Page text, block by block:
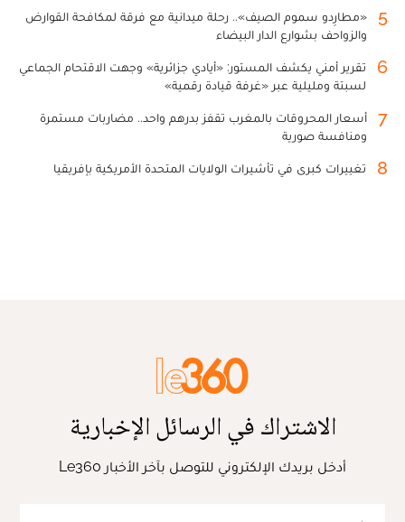
5
«مطارِدو سموم الصيف».. رحلة ميدانية مع فرقة لمكافحة القوارض
والزواحف بشوارع الدار البيضاء
6
تقرير أمني يكشف المستور: «أيادي جزائرية» وجهت الاقتحام الجماعي
لسبتة ومليلية عبر «غرفة قيادة رقمية»
7
أسعار المحروقات بالمغرب تقفز بدرهم واحد.. مضاربات مستمرة
ومنافسة صورية
8 تغييرات كبرى في تأشيرات الولايات المتحدة الأمريكية بإفريقيا
الاشتراك في الرسائل الإخبارية
أدخل بريدك الإلكتروني للتوصل بآخر الأخبار Le360